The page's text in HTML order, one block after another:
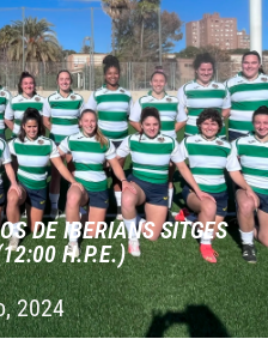
DE IBERIANS SITGES
H.P.E.)
2024